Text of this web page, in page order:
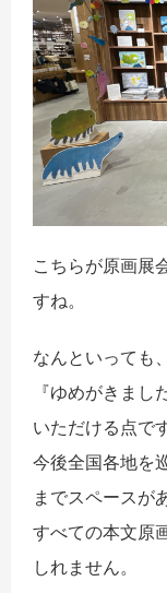
こちらが原画展
すね。
なんといっても
『ゆめがきま
いただける点です
今後全国各地を
までスペースが
すべての本文原
しれません。